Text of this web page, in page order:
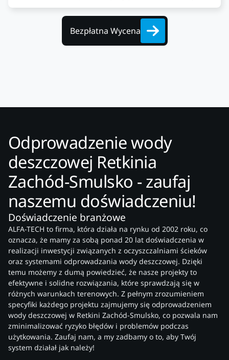
Bezpłatna Wycena
Odprowadzenie wody
deszczowej Retkinia
Zachód-Smulsko - zaufaj
naszemu doświadczeniu!
Doświadczenie branżowe
ALFA-TECH to firma, która działa na rynku od 2002 roku, co
oznacza, że mamy za sobą ponad 20 lat doświadczenia w
realizacji inwestycji związanych z oczyszczalniami ścieków
oraz systemami odprowadzania wody deszczowej. Dzięki
temu możemy z dumą powiedzieć, że nasze projekty to
efektywne i solidne rozwiązania, które sprawdzają się w
różnych warunkach terenowych. Z pełnym zrozumieniem
specyfiki każdego projektu zajmujemy się odprowadzeniem
wody deszczowej w Retkini Zachód-Smulsko, co pozwala nam
zminimalizować ryzyko błędów i problemów podczas
użytkowania. Zaufaj nam, a my zadbamy o to, aby Twój
system działał jak należy!